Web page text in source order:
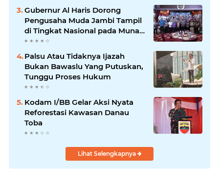
Gubernur Al Haris Dorong
Pengusaha Muda Jambi Tampil
di Tingkat Nasional pada Munas
HIPMI ke-18
Palsu Atau Tidaknya Ijazah
Bukan Bawaslu Yang Putuskan,
Tunggu Proses Hukum
Kodam I/BB Gelar Aksi Nyata
Reforestasi Kawasan Danau
Toba
Lihat Selengkapnya